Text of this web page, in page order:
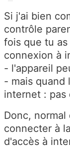
Si j'ai bien
contrôle
fois que tu
connexion à
- l'appareil
- mais quand
internet :
Donc,
connecter à
d'accès à